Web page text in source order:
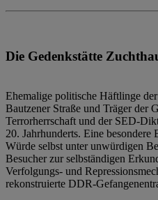
Die Gedenkstätte
Ehemalige politische Häftlinge
Bautzener Straße und Träger der
Terrorherrschaft und der SED-
20. Jahrhunderts. Eine
Würde selbst unter unwürdigen
Besucher zur selbständigen
Verfolgungs- und
rekonstruierte DDR-